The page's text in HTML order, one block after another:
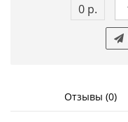
0 р.
Отзывы (0)